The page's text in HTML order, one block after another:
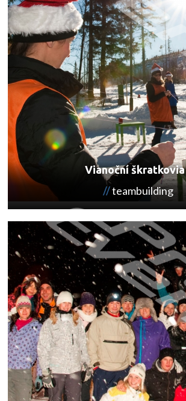
Vianoční škratkovia
teambuilding